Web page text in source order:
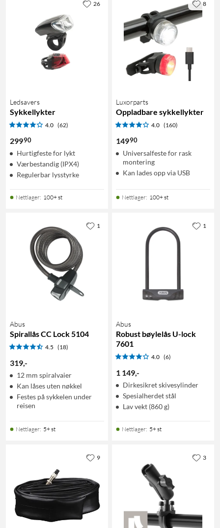
Ledsavers
Sykkellykter
4.0 (62)
29990
Hurtigfeste for lykt
Værbestandig (IPX4)
Regulerbar lysstyrke
Nettlager: 100+ st
26
Luxorparts
Oppladbare sykkellykter
4.0 (160)
14990
Universalfeste for rask
montering
Kan lades opp via USB
Nettlager: 100+ st
8
Abus
Spirallås CC Lock 5104
4.5 (18)
319,-
12 mm spiralvaier
Kan låses uten nøkkel
Festes på sykkelen under
reisen
Nettlager: 5+ st
1
Abus
Robust bøylelås U-lock
7601
4.0 (6)
1 149,-
Dirkesikret skivesylinder
Spesialherdet stål
Lav vekt (860 g)
Nettlager: 5+ st
1
9 3